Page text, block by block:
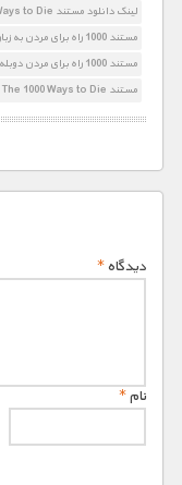
لینک دانلود مستند The 1000 Ways to Die
مستند 1000 راه برای مردن به زبان فارسی
مستند 1000 راه برای مردن دوبله پی ام سی
مستند The 1000 Ways to Die
دیدگاه*
نام*